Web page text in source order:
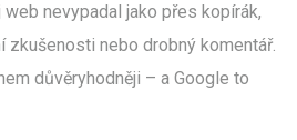
nevypadal jako přes kopírák,
zkušenosti nebo drobný komentář.
důvěryhodněji – a Google to